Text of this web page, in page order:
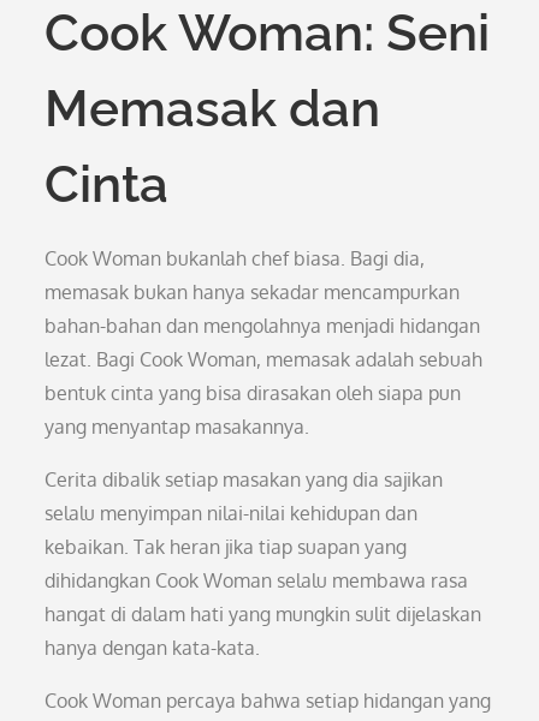
Cook Woman: Seni
Memasak dan
Cinta
Cook Woman bukanlah chef biasa. Bagi dia,
memasak bukan hanya sekadar mencampurkan
bahan-bahan dan mengolahnya menjadi hidangan
lezat. Bagi Cook Woman, memasak adalah sebuah
bentuk cinta yang bisa dirasakan oleh siapa pun
yang menyantap masakannya.
Cerita dibalik setiap masakan yang dia sajikan
selalu menyimpan nilai-nilai kehidupan dan
kebaikan. Tak heran jika tiap suapan yang
dihidangkan Cook Woman selalu membawa rasa
hangat di dalam hati yang mungkin sulit dijelaskan
hanya dengan kata-kata.
Cook Woman percaya bahwa setiap hidangan yang